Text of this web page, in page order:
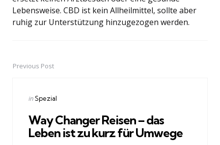
Lebensweise. CBD ist kein Allheilmittel, sollte aber
ruhig zur Unterstützung hinzugezogen werden.
PostPrevious Post
Posted
inSpezial
Way Changer Reisen – das
Leben ist zu kurz für Umwege